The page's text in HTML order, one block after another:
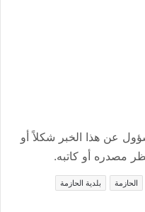
عن هذا الخبر شكلاً أو
مصدره أو كاتبه.
الحازمة
بلدية الحازمة